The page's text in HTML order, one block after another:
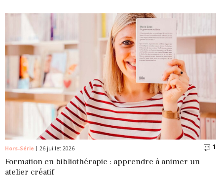
Hors-Série 26 juillet 2026 1
Formation en bibliothérapie : apprendre à animer un
atelier créatif